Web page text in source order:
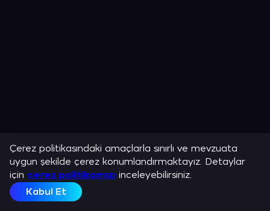
Çerez politikasındaki amaçlarla sınırlı ve mevzuata
uygun şekilde çerez konumlandırmaktayız. Detaylar
için çerez politikamızı inceleyebilirsiniz.
Kabul Et